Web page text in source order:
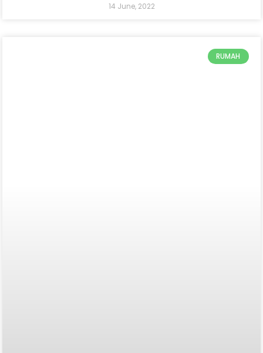
14 June, 2022
RUMAH